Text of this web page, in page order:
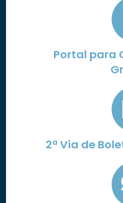
Portal para
2ª Via de